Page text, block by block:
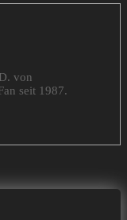
von
seit 1987.